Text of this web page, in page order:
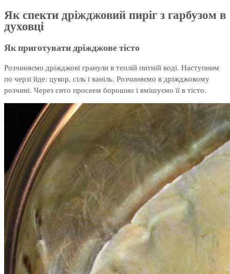
Як спекти дріжджовий пиріг з гарбузом в
духовці
Як приготувати дріжджове тісто
Розчиняємо дріжджові гранули в теплій питній воді. Наступним
по черзі йде: цукор, сіль і ваніль. Розчиняємо в дріжджовому
розчині. Через сито просеем борошно і вмішуємо її в тісто.